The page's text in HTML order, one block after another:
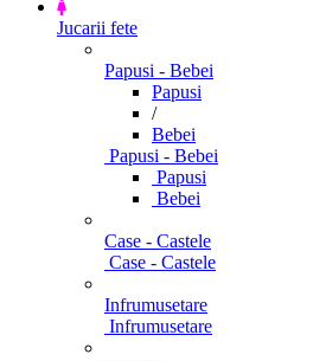
Jucarii fete
Papusi - Bebei
Papusi
/
Bebei
Papusi - Bebei
Papusi
Bebei
Case - Castele
Case - Castele
Infrumusetare
Infrumusetare